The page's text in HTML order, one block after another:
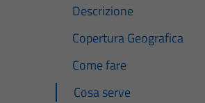
Descrizione
Copertura Geografica
Come fare
Cosa serve